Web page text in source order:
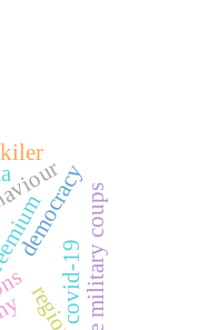
covid-19the military coups
democracy